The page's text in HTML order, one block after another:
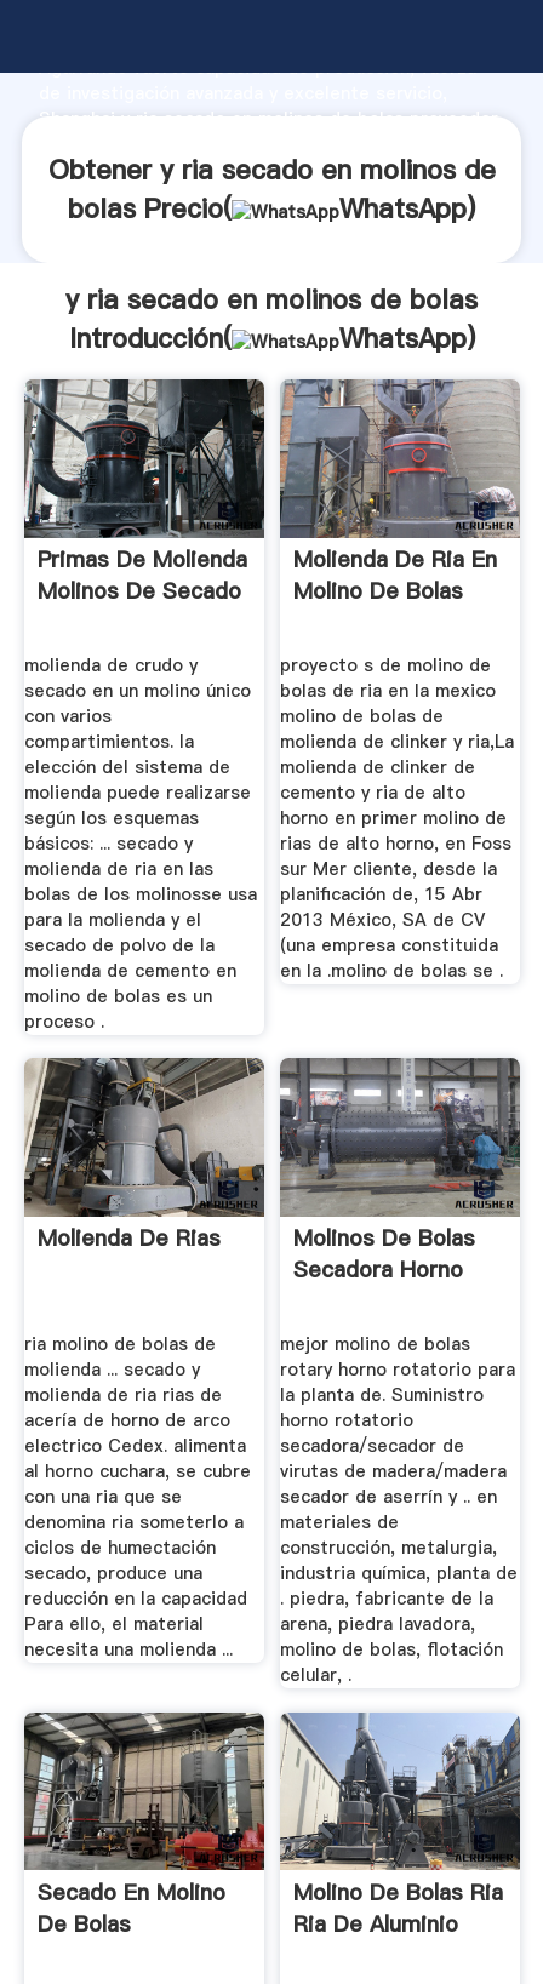
Agarrando fuerte capacidad de producción, fuerza
Shanghai y ria secado en molinos de bolas proveedor
Obtener y ria secado en molinos de
bolas Precio(
WhatsApp)
y ria secado en molinos de bolas
Introducción(
WhatsApp)
Primas De Molienda
Molinos De Secado
molienda de crudo y
secado en un molino único
con varios
compartimientos. la
elección del sistema de
molienda puede realizarse
según los esquemas
básicos: ... secado y
molienda de ria en las
bolas de los molinosse usa
para la molienda y el
secado de polvo de la
molienda de cemento en
molino de bolas es un
proceso .
Molienda De Ria En
Molino De Bolas
proyecto s de molino de
bolas de ria en la mexico
molino de bolas de
molienda de clinker y ria,La
molienda de clinker de
cemento y ria de alto
horno en primer molino de
rias de alto horno, en Foss
sur Mer cliente, desde la
planificación de, 15 Abr
2013 México, SA de CV
(una empresa constituida
en la .molino de bolas se .
Molienda De Rias
ria molino de bolas de
molienda ... secado y
molienda de ria rias de
acería de horno de arco
electrico Cedex. alimenta
al horno cuchara, se cubre
con una ria que se
denomina ria someterlo a
ciclos de humectación
secado, produce una
reducción en la capacidad
Para ello, el material
necesita una molienda ...
Molinos De Bolas
Secadora Horno
mejor molino de bolas
rotary horno rotatorio para
la planta de. Suministro
horno rotatorio
secadora/secador de
virutas de madera/madera
secador de aserrín y .. en
materiales de
construcción, metalurgia,
industria química, planta de
. piedra, fabricante de la
arena, piedra lavadora,
molino de bolas, flotación
celular, .
Secado En Molino
De Bolas
Molino De Bolas Ria
Ria De Aluminio